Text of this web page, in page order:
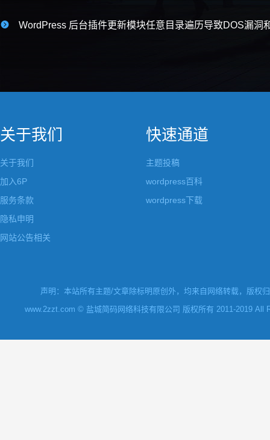
 WordPress 后台插件更新模块任意目录遍历导致DOS漏洞
关于我们
关于我们
加入6P
服务条款
隐私申明
网站公告相关
快速通道
主题投稿
wordpress百科
wordpress下载
声明：本站所有主题/文章除标明原创外，均来自网络转载，版权
www.2zzt.com © 盐城简码网络科技有限公司 版权所有 2011-2019